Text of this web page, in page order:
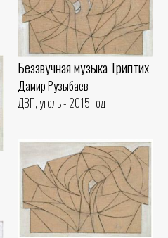
Беззвучная музыка Триптих
Дамир Рузыбаев
ДВП, уголь - 2015 год